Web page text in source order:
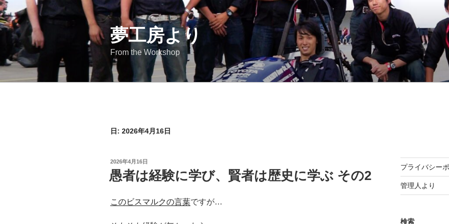
コ
ン
テ
へ
夢工房より
From the Workshop
日: 2026年4月16日
投
稿
日:
2026年4月16日
愚者は経験に学び、賢者は歴史に学ぶ その2
このビスマルクの言葉ですが…
プライバシー
管理人より
検索